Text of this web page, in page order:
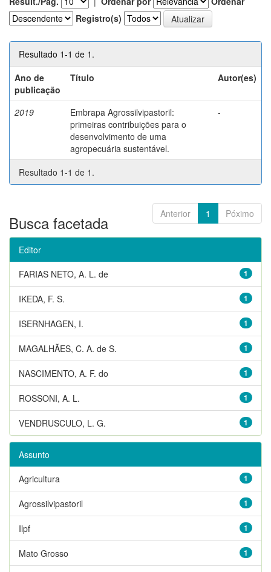
Registro(s)
Resultado 1-1 de 1.
Ano de
publicação
Título Autor(es)
2019
Embrapa Agrossilvipastoril:
primeiras contribuições para o
desenvolvimento de uma
agropecuária sustentável.
-
Resultado 1-1 de 1.
Anterior 1 Póximo
Busca facetada
Editor
1
FARIAS NETO, A. L. de
1
IKEDA, F. S.
1
ISERNHAGEN, I.
1
MAGALHÃES, C. A. de S.
1
NASCIMENTO, A. F. do
1
ROSSONI, A. L.
1
VENDRUSCULO, L. G.
Assunto
1
Agricultura
1
Agrossilvipastoril
1
Ilpf
1
Mato Grosso